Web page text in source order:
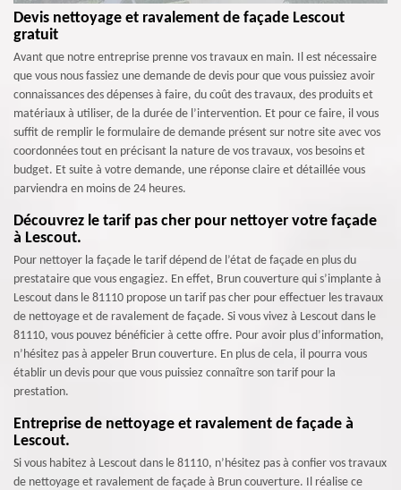
Devis nettoyage et ravalement de façade Lescout
gratuit
Avant que notre entreprise prenne vos travaux en main. Il est nécessaire
que vous nous fassiez une demande de devis pour que vous puissiez avoir
connaissances des dépenses à faire, du coût des travaux, des produits et
matériaux à utiliser, de la durée de l’intervention. Et pour ce faire, il vous
suffit de remplir le formulaire de demande présent sur notre site avec vos
coordonnées tout en précisant la nature de vos travaux, vos besoins et
budget. Et suite à votre demande, une réponse claire et détaillée vous
parviendra en moins de 24 heures.
Découvrez le tarif pas cher pour nettoyer votre façade
à Lescout.
Pour nettoyer la façade le tarif dépend de l’état de façade en plus du
prestataire que vous engagiez. En effet, Brun couverture qui s’implante à
Lescout dans le 81110 propose un tarif pas cher pour effectuer les travaux
de nettoyage et de ravalement de façade. Si vous vivez à Lescout dans le
81110, vous pouvez bénéficier à cette offre. Pour avoir plus d’information,
n’hésitez pas à appeler Brun couverture. En plus de cela, il pourra vous
établir un devis pour que vous puissiez connaître son tarif pour la
prestation.
Entreprise de nettoyage et ravalement de façade à
Lescout.
Si vous habitez à Lescout dans le 81110, n’hésitez pas à confier vos travaux
de nettoyage et ravalement de façade à Brun couverture. Il réalise ce